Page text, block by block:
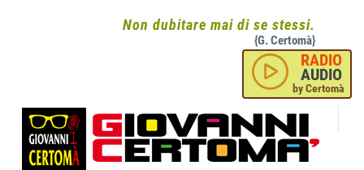
Non dubitare mai di se stessi.
{G. Certomà}
RADIO
AUDIO
by Certomà